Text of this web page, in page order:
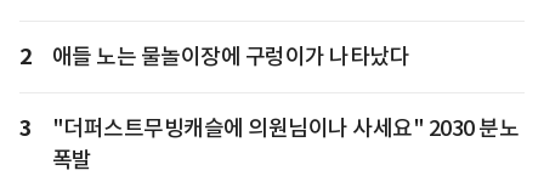
2 애들 노는 물놀이장에 구렁이가 나타났다
3
"더퍼스트무빙캐슬에 의원님이나 사세요" 2030 분노
폭발